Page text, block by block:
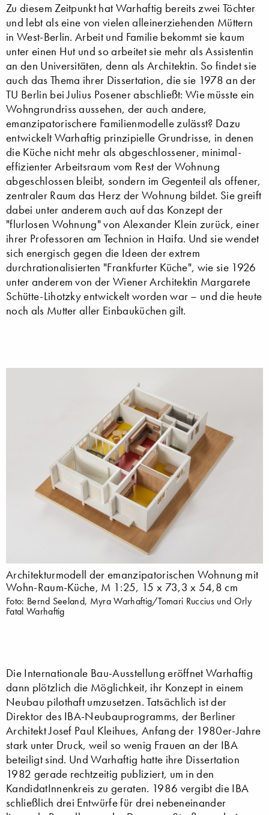
Zu diesem Zeitpunkt hat Warhaftig bereits zwei Töchter
und lebt als eine von vielen alleinerziehenden Müttern
in West-Berlin. Arbeit und Familie bekommt sie kaum
unter einen Hut und so arbeitet sie mehr als Assistentin
an den Universitäten, denn als Architektin. So findet sie
auch das Thema ihrer Dissertation, die sie 1978 an der
TU Berlin bei Julius Posener abschließt: Wie müsste ein
Wohngrundriss aussehen, der auch andere,
emanzipatorischere Familienmodelle zulässt? Dazu
entwickelt Warhaftig prinzipielle Grundrisse, in denen
die Küche nicht mehr als abgeschlossener, minimal-
effizienter Arbeitsraum vom Rest der Wohnung
abgeschlossen bleibt, sondern im Gegenteil als offener,
zentraler Raum das Herz der Wohnung bildet. Sie greift
dabei unter anderem auch auf das Konzept der
"flurlosen Wohnung" von Alexander Klein zurück, einer
ihrer Professoren am Technion in Haifa. Und sie wendet
sich energisch gegen die Ideen der extrem
durchrationalisierten "Frankfurter Küche", wie sie 1926
unter anderem von der Wiener Architektin Margarete
Schütte-Lihotzky entwickelt worden war – und die heute
noch als Mutter aller Einbauküchen gilt.
Architekturmodell der emanzipatorischen Wohnung mit
Wohn-Raum-Küche, M 1:25, 15 x 73,3 x 54,8 cm
Foto: Bernd Seeland, Myra Warhaftig/Tomari Ruccius und Orly
Fatal Warhaftig
Die Internationale Bau-Ausstellung eröffnet Warhaftig
dann plötzlich die Möglichkeit, ihr Konzept in einem
Neubau pilothaft umzusetzen. Tatsächlich ist der
Direktor des IBA-Neubauprogramms, der Berliner
Architekt Josef Paul Kleihues, Anfang der 1980er-Jahre
stark unter Druck, weil so wenig Frauen an der IBA
beteiligt sind. Und Warhaftig hatte ihre Dissertation
1982 gerade rechtzeitig publiziert, um in den
KandidatInnenkreis zu geraten. 1986 vergibt die IBA
schließlich drei Entwürfe für drei nebeneinander